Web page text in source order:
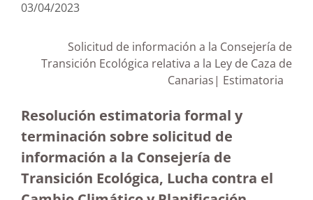
03/04/2023
Solicitud de información a la Consejería de
Transición Ecológica relativa a la Ley de Caza de
Canarias| Estimatoria
Resolución estimatoria formal y
terminación sobre solicitud de
información a la Consejería de
Transición Ecológica, Lucha contra el